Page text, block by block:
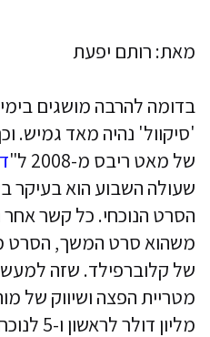
מאת: רותם יפעת
בדומה להרבה מושגים
'סיקוול' נהיה מאד גמיש.
של מאט ריבס מ-2008 ל"
שעולה השבוע הוא בעיקר
הסרט הנוכחי. כל קשר אחר
משהוא סרט המשך, הסרט
של קלוברפילד. שזה
מליון